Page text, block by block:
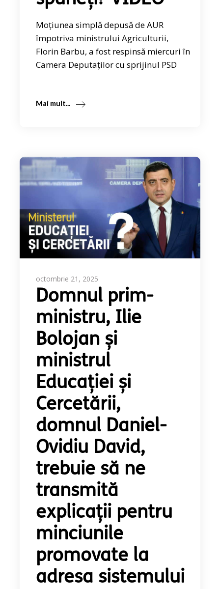
Moțiunea simplă depusă de AUR
împotriva ministrului Agriculturii,
Florin Barbu, a fost respinsă miercuri în
Camera Deputaților cu sprijinul PSD
Mai mult...
octombrie 21, 2025
Domnul prim-
ministru, Ilie
Bolojan și
ministrul
Educației și
Cercetării,
domnul Daniel-
Ovidiu David,
trebuie să ne
transmită
explicații pentru
minciunile
promovate la
adresa sistemului